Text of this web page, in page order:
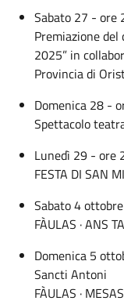
Sabato 27 - ore
Premiazione del
2025” in
Provincia di
Domenica 28 -
Spettacolo
Lunedì 29 - ore
FESTA DI SAN
Sabato 4
FÀULAS · ANS
Domenica 5
Sancti Antoni
FÀULAS ·